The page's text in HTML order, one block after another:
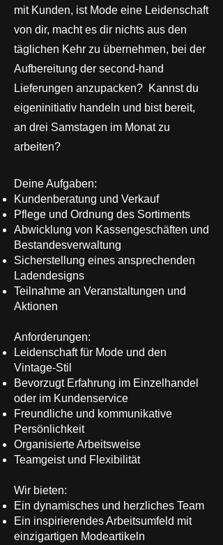
mit Kunden, ist Mode eine Leidenschaft
von dir, macht es dir nichts aus den
täglichen Kehr zu übernehmen, bei der
Aufbereitung der second-hand
Lieferungen anzupacken? Kannst du
eigeninitiativ handeln und bist bereit,
an drei Samstagen im Monat zu
arbeiten?
Deine Aufgaben:
Kundenberatung und Verkauf
Pflege und Ordnung des Sortiments
Abwicklung von Kassengeschäften und
Bestandesverwaltung
Sicherstellung eines ansprechenden
Ladendesigns
Teilnahme an Veranstaltungen und
Aktionen
Anforderungen:
Leidenschaft für Mode und den
Vintage-Stil
Bevorzugt Erfahrung im Einzelhandel
oder im Kundenservice
Freundliche und kommunikative
Persönlichkeit
Organisierte Arbeitsweise
Teamgeist und Flexibilität
Wir bieten:
Ein dynamisches und herzliches Team
Ein inspirierendes Arbeitsumfeld mit
einzigartigen Modeartikeln